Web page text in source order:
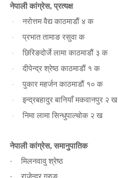
नेपाली कांग्रेस,प्रत्यक्ष
· नरोत्तम वैद्य काठमाडौं ४ क
· प्रभात तामाङ रसुवा क
· छिरिङदोर्जे लामा काठमाडौं ३ क
· दीपेन्द्र श्रेष्ठ काठमाडौं १ क
· पुकार महर्जन काठमाडौं १० क
· इन्द्रबहादुर बानियाँ मकवानपुर २ ख
· निमा लामा सिन्धुपाल्चोक २ ख
नेपाली कांग्रेस,समानुपातिक
· मिलनवावु श्रेष्ठ